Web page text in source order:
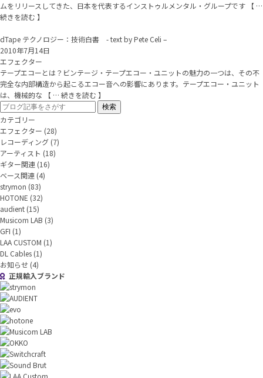
ムをリリースしてきた、日本を代表するインストゥルメンタル・グループです 【 …
続きを読む 】
dTape テクノロジー：技術白書 - text by Pete Celi –
2010年7月14日
エフェクター
テープエコーとは？ビンテージ・テープエコー・ユニットの魅力の一つは、その不
完全な内部構造から起こるエコー音への影響にあります。テープエコー・ユニット
は、機械的な 【 … 続きを読む 】
カテゴリー
エフェクター (28)
レコーディング (7)
アーティスト (18)
ギター関連 (16)
ベース関連 (4)
strymon (83)
HOTONE (32)
audient (15)
Musicom LAB (3)
GFI (1)
LAA CUSTOM (1)
DL Cables (1)
お知らせ (4)
正規輸入ブランド